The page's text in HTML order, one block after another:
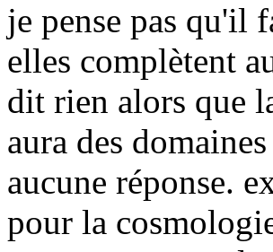
je pense pas qu'il
elles complètent
dit rien alors que
aura des
aucune réponse.
pour la